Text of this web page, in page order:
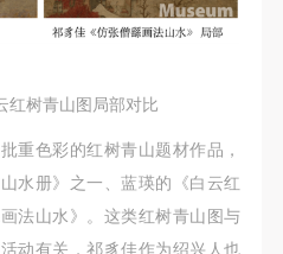
红树青山图局部对比
重色彩的红树青山题材作品，
水册》之一、蓝瑛的《白云红
法山水》。这类红树青山图与
动有关，祁豸佳作为绍兴人也